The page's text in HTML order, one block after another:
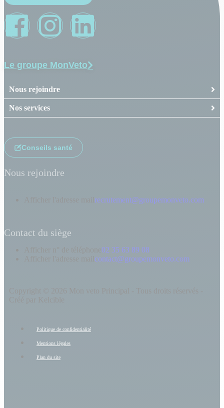
Le groupe MonVeto
Nous rejoindre
Nos services
Conseils santé
Nous rejoindre
recrutement@groupemonveto.com
Contact du siège
02 35 63 89 08
contact@groupemonveto.com
Politique de confidentialité
Mentions légales
Plan du site